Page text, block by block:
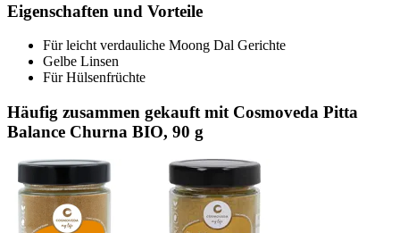
Eigenschaften und Vorteile
Für leicht verdauliche Moong Dal Gerichte
Gelbe Linsen
Für Hülsenfrüchte
Häufig zusammen gekauft mit Cosmoveda Pitta
Balance Churna BIO, 90 g